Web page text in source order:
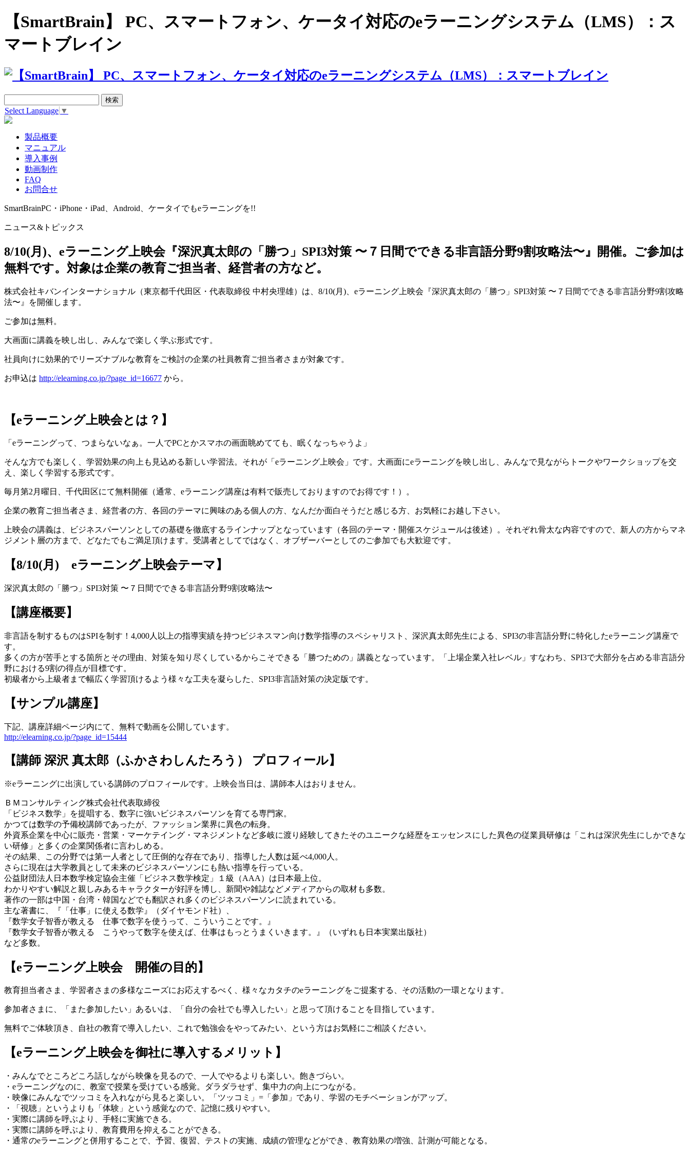
【SmartBrain】 PC、スマートフォン、ケータイ対応のeラーニングシステム（LMS）：ス
マートブレイン
Select Language ▼
製品概要
マニュアル
導入事例
動画制作
FAQ
お問合せ
SmartBrainPC・iPhone・iPad、Android、ケータイでもeラーニングを!!
ニュース&トピックス
8/10(月)、eラーニング上映会『深沢真太郎の「勝つ」SPI3対策 〜７日間でできる非言語分野9割攻略法〜』開催。ご参加は
無料です。対象は企業の教育ご担当者、経営者の方など。
株式会社キバンインターナショナル（東京都千代田区・代表取締役 中村央理雄）は、8/10(月)、eラーニング上映会『深沢真太郎の「勝つ」SPI3対策 〜７日間でできる非言語分野9割攻略
法〜』を開催します。
ご参加は無料。
大画面に講義を映し出し、みんなで楽しく学ぶ形式です。
社員向けに効果的でリーズナブルな教育をご検討の企業の社員教育ご担当者さまが対象です。
お申込は http://elearning.co.jp/?page_id=16677 から。
【eラーニング上映会とは？】
「eラーニングって、つまらないなぁ。一人でPCとかスマホの画面眺めてても、眠くなっちゃうよ」
そんな方でも楽しく、学習効果の向上も見込める新しい学習法。それが「eラーニング上映会」です。大画面にeラーニングを映し出し、みんなで見ながらトークやワークショップを交
え、楽しく学習する形式です。
毎月第2月曜日、千代田区にて無料開催（通常、eラーニング講座は有料で販売しておりますのでお得です！）。
企業の教育ご担当者さま、経営者の方、各回のテーマに興味のある個人の方、なんだか面白そうだと感じる方、お気軽にお越し下さい。
上映会の講義は、ビジネスパーソンとしての基礎を徹底するラインナップとなっています（各回のテーマ・開催スケジュールは後述）。それぞれ骨太な内容ですので、新人の方からマネ
ジメント層の方まで、どなたでもご満足頂けます。受講者としてではなく、オブザーバーとしてのご参加でも大歓迎です。
【8/10(月) eラーニング上映会テーマ】
深沢真太郎の「勝つ」SPI3対策 〜７日間でできる非言語分野9割攻略法〜
【講座概要】
非言語を制するものはSPIを制す！4,000人以上の指導実績を持つビジネスマン向け数学指導のスペシャリスト、深沢真太郎先生による、SPI3の非言語分野に特化したeラーニング講座で
す。
多くの方が苦手とする箇所とその理由、対策を知り尽くしているからこそできる「勝つための」講義となっています。「上場企業入社レベル」すなわち、SPI3で大部分を占める非言語分
野における9割の得点が目標です。
初級者から上級者まで幅広く学習頂けるよう様々な工夫を凝らした、SPI3非言語対策の決定版です。
【サンプル講座】
下記、講座詳細ページ内にて、無料で動画を公開しています。
http://elearning.co.jp/?page_id=15444
【講師 深沢 真太郎（ふかさわしんたろう） プロフィール】
※eラーニングに出演している講師のプロフィールです。上映会当日は、講師本人はおりません。
ＢＭコンサルティング株式会社代表取締役
「ビジネス数学」を提唱する、数字に強いビジネスパーソンを育てる専門家。
かつては数学の予備校講師であったが、ファッション業界に異色の転身。
外資系企業を中心に販売・営業・マーケテイング・マネジメントなど多岐に渡り経験してきたそのユニークな経歴をエッセンスにした異色の従業員研修は「これは深沢先生にしかできな
い研修」と多くの企業関係者に言わしめる。
その結果、この分野では第一人者として圧倒的な存在であり、指導した人数は延べ4,000人。
さらに現在は大学教員として未来のビジネスパーソンにも熱い指導を行っている。
公益財団法人日本数学検定協会主催「ビジネス数学検定」１級（AAA）は日本最上位。
わかりやすい解説と親しみあるキャラクターが好評を博し、新聞や雑誌などメディアからの取材も多数。
著作の一部は中国・台湾・韓国などでも翻訳され多くのビジネスパーソンに読まれている。
主な著書に、『「仕事」に使える数学』（ダイヤモンド社）、
『数学女子智香が教える 仕事で数字を使うって、こういうことです。』
『数学女子智香が教える こうやって数字を使えば、仕事はもっとうまくいきます。』（いずれも日本実業出版社）
など多数。
【eラーニング上映会 開催の目的】
教育担当者さま、学習者さまの多様なニーズにお応えするべく、様々なカタチのeラーニングをご提案する、その活動の一環となります。
参加者さまに、「また参加したい」あるいは、「自分の会社でも導入したい」と思って頂けることを目指しています。
無料でご体験頂き、自社の教育で導入したい、これで勉強会をやってみたい、という方はお気軽にご相談ください。
【eラーニング上映会を御社に導入するメリット】
・みんなでところどころ話しながら映像を見るので、一人でやるよりも楽しい。飽きづらい。
・eラーニングなのに、教室で授業を受けている感覚。ダラダラせず、集中力の向上につながる。
・映像にみんなでツッコミを入れながら見ると楽しい。「ツッコミ」=「参加」であり、学習のモチベーションがアップ。
・「視聴」というよりも「体験」という感覚なので、記憶に残りやすい。
・実際に講師を呼ぶより、手軽に実施できる。
・実際に講師を呼ぶより、教育費用を抑えることができる。
・通常のeラーニングと併用することで、予習、復習、テストの実施、成績の管理などができ、教育効果の増強、計測が可能となる。